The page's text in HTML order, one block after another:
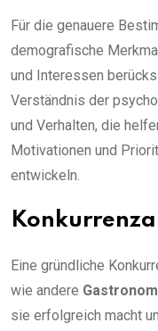
Für die genauere
demografische
und Interessen
Verständnis der
und Verhalten, die
Motivationen und
entwickeln.
Eine gründliche
wie andere
sie erfolgreich macht